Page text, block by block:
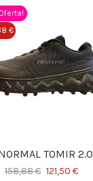
€
TOMIR 2.0
158,88 € 121,50 €